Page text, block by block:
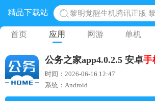
精品下载站
黎明觉醒生机腾讯正版
蛋仔派对下载 蛋仔派对
地铁跑酷体验服国际服
网易光遇手游正版 点亮
首页 应用 网游 单机
公务之家app4.0.2.5 安卓手
时间：2026-06-16 12:47
系统：Android